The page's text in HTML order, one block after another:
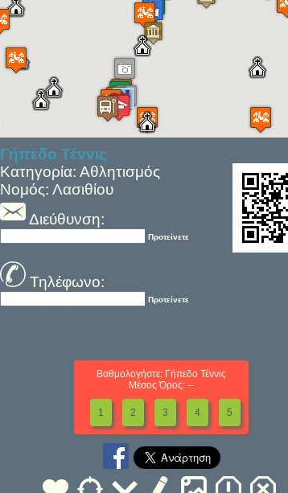
Γήπεδο Τέννις
Κατηγορία: Αθλητισμός
Νομός: Λασιθίου
Διεύθυνση:
Προτείνετε
Τηλέφωνο:
Προτείνετε
Βαθμολογήστε: Γήπεδο Τέννις
Μέσος Όρος: --
1 2 3 4 5